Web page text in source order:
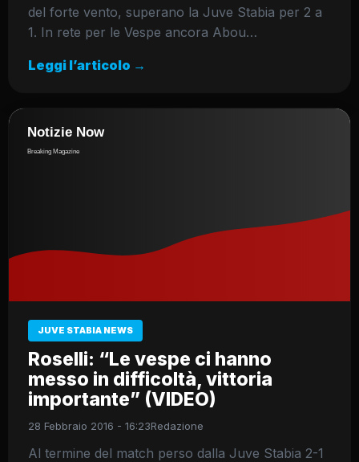
del forte vento, superano la Juve Stabia per 2 a
1. In rete per le Vespe ancora Abou…
Leggi l’articolo →
JUVE STABIA NEWS
Roselli: “Le vespe ci hanno
messo in difficoltà, vittoria
importante” (VIDEO)
28 Febbraio 2016 - 16:23Redazione
Al termine del match perso dalla Juve Stabia 2-1